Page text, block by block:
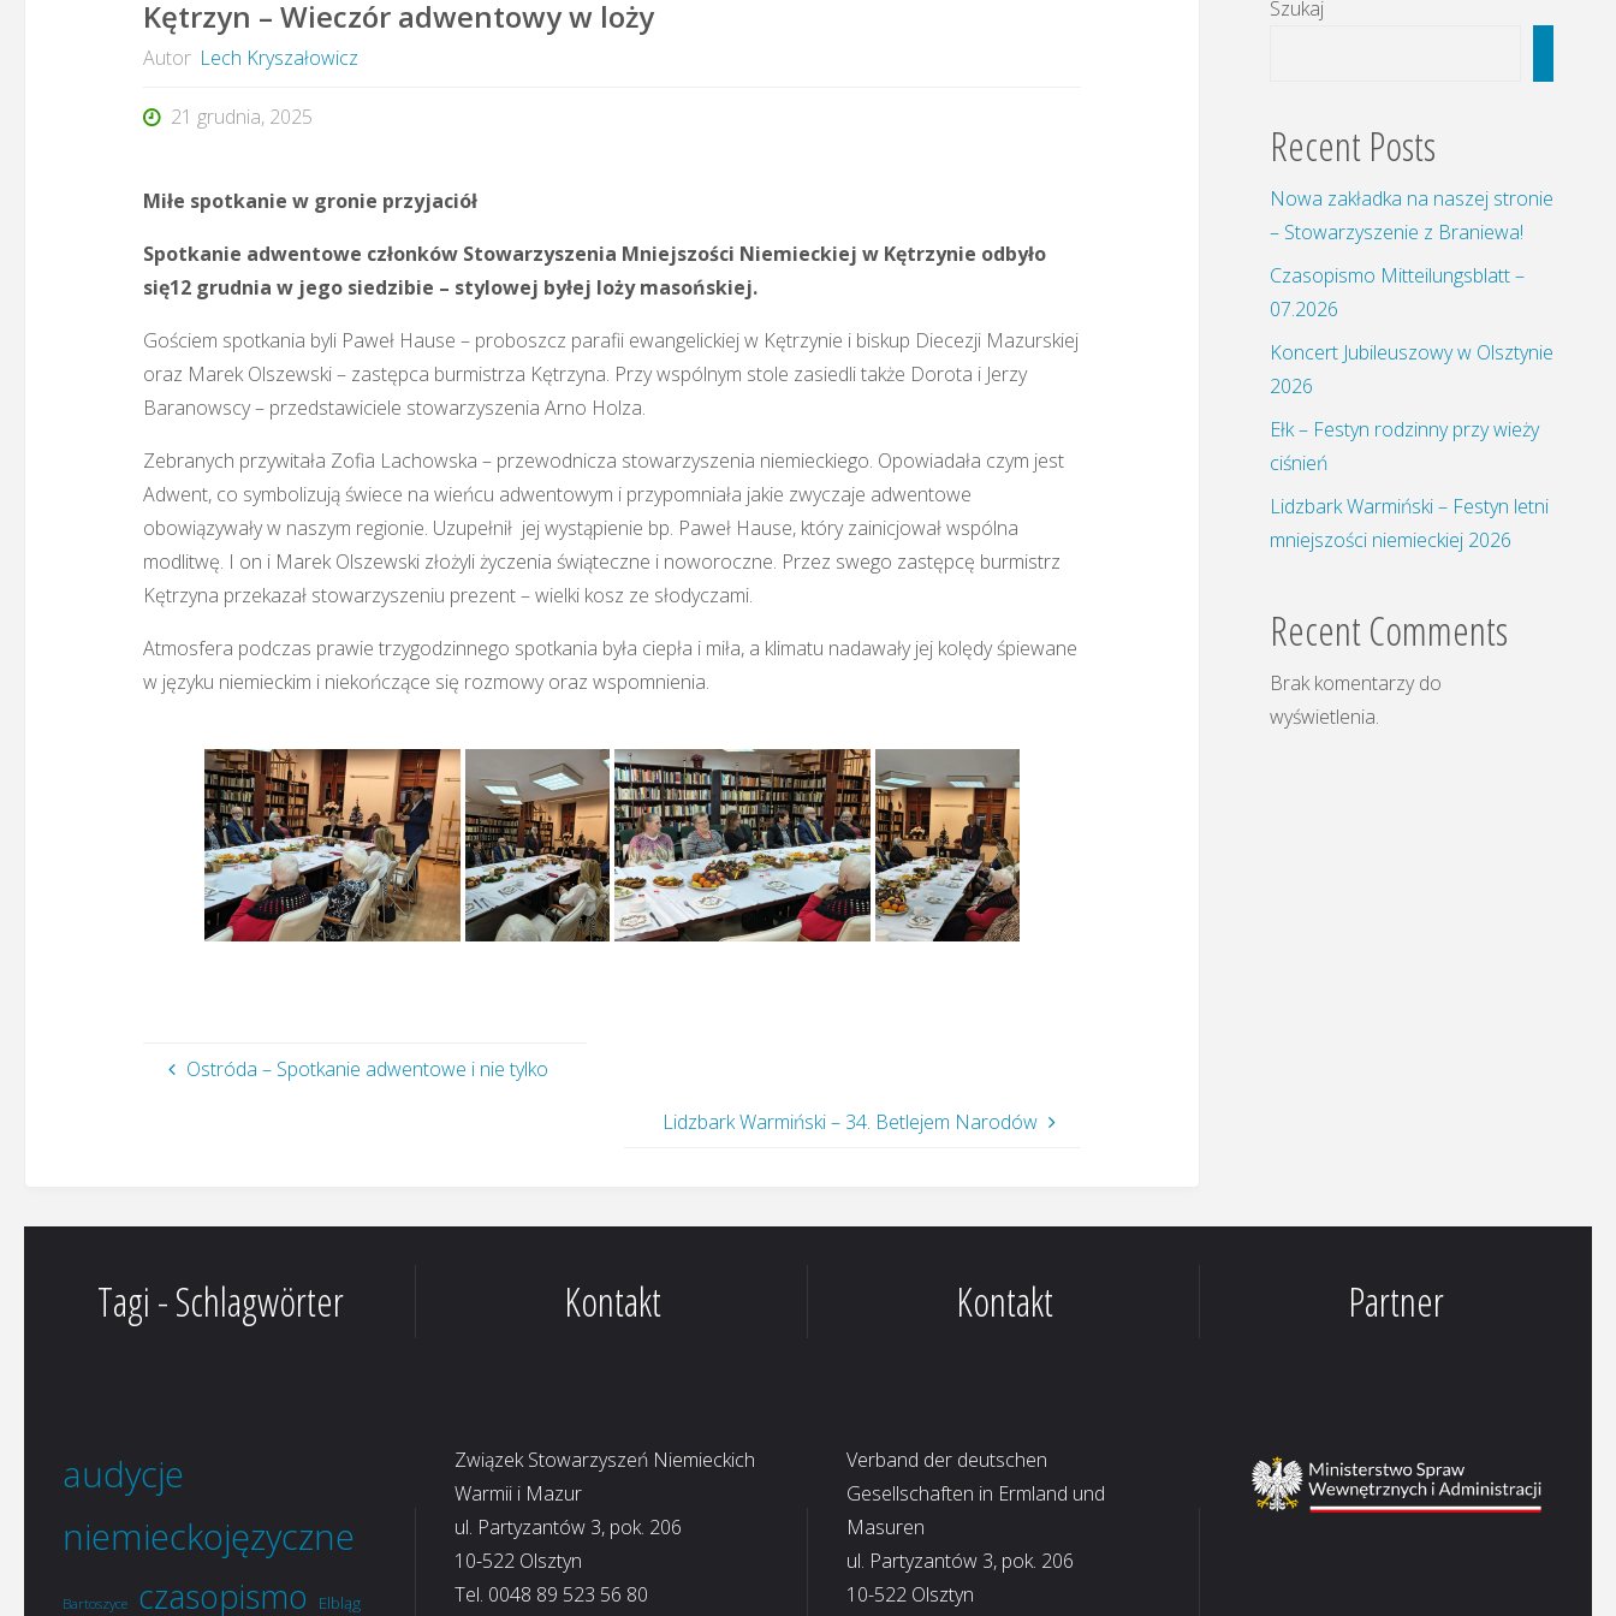
Kętrzyn – Wieczór adwentowy w loży
Autor Lech Kryszałowicz
21 grudnia, 2025
Miłe spotkanie w gronie przyjaciół
Spotkanie adwentowe członków Stowarzyszenia Mniejszości Niemieckiej w Kętrzynie odbyło
się12 grudnia w jego siedzibie – stylowej byłej loży masońskiej.
Gościem spotkania byli Paweł Hause – proboszcz parafii ewangelickiej w Kętrzynie i biskup Diecezji Mazurskiej
oraz Marek Olszewski – zastępca burmistrza Kętrzyna. Przy wspólnym stole zasiedli także Dorota i Jerzy
Baranowscy – przedstawiciele stowarzyszenia Arno Holza.
Zebranych przywitała Zofia Lachowska – przewodnicza stowarzyszenia niemieckiego. Opowiadała czym jest
Adwent, co symbolizują świece na wieńcu adwentowym i przypomniała jakie zwyczaje adwentowe
obowiązywały w naszym regionie. Uzupełnił jej wystąpienie bp. Paweł Hause, który zainicjował wspólna
modlitwę. I on i Marek Olszewski złożyli życzenia świąteczne i noworoczne. Przez swego zastępcę burmistrz
Kętrzyna przekazał stowarzyszeniu prezent – wielki kosz ze słodyczami.
Atmosfera podczas prawie trzygodzinnego spotkania była ciepła i miła, a klimatu nadawały jej kolędy śpiewane
w języku niemieckim i niekończące się rozmowy oraz wspomnienia.
Ostróda – Spotkanie adwentowe i nie tylko
Lidzbark Warmiński – 34. Betlejem Narodów
Szukaj
Recent Posts
Nowa zakładka na naszej stronie
– Stowarzyszenie z Braniewa!
Czasopismo Mitteilungsblatt –
07.2026
Koncert Jubileuszowy w Olsztynie
2026
Ełk – Festyn rodzinny przy wieży
ciśnień
Lidzbark Warmiński – Festyn letni
mniejszości niemieckiej 2026
Recent Comments
Brak komentarzy do
wyświetlenia.
Tagi - Schlagwörter Kontakt Kontakt Partner
audycje
niemieckojęzyczne
Bartoszyce czasopismo Elbląg
Związek Stowarzyszeń Niemieckich
Warmii i Mazur
ul. Partyzantów 3, pok. 206
10-522 Olsztyn
Tel. 0048 89 523 56 80
Verband der deutschen
Gesellschaften in Ermland und
Masuren
ul. Partyzantów 3, pok. 206
10-522 Olsztyn